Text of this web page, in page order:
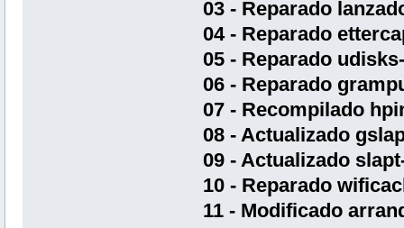
03 - Reparado
04 - Reparado
05 - Reparado
06 - Reparado
07 - Recompilado
08 - Actualizado
09 - Actualizado
10 - Reparado
11 - Modificado